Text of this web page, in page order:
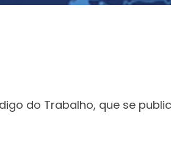
do Trabalho, que se